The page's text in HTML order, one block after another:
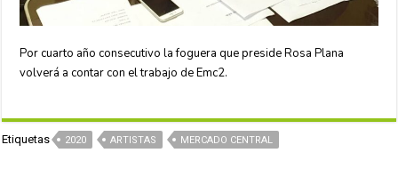
Por cuarto año consecutivo la foguera que preside Rosa Plana
volverá a contar con el trabajo de Emc2.
Etiquetas 2020 ARTISTAS MERCADO CENTRAL